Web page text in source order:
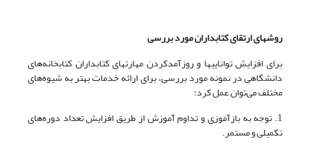
روشهای ارتقای کتابداران مورد بررسی
برای افزایش تواناییها و روزآمدکردن مهارتهای کتابداران کتابخانه‌های
دانشگاهی در نمونه مورد بررسی، برای ارائه خدمات بهتر به شیوه‌های
مختلف می‌توان عمل کرد:
1. توجه به بازآموزی و تداوم آموزش از طریق افزایش تعداد دوره‌های
تکمیلی و مستمر.